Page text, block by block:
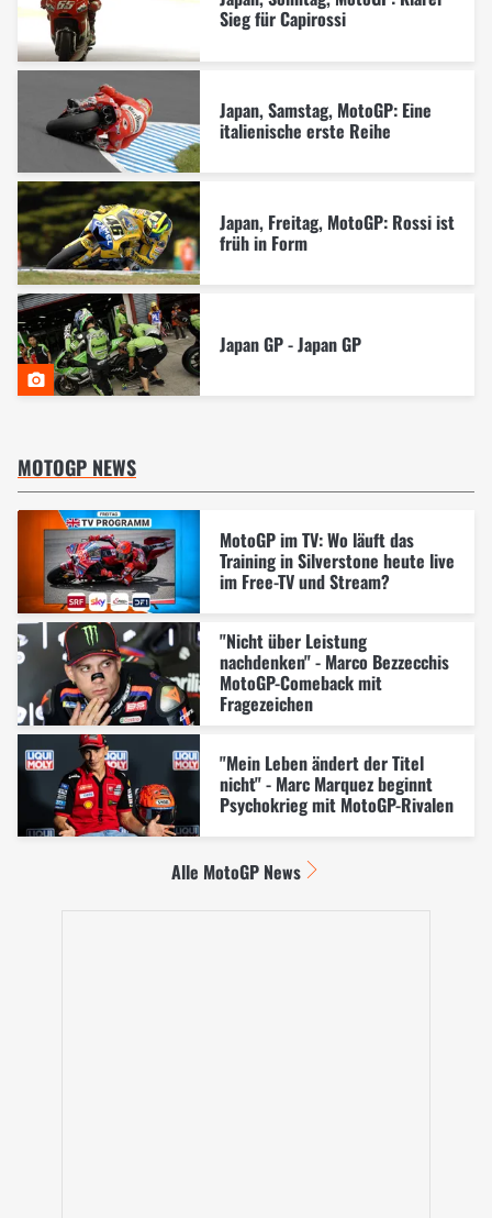
Sieg für Capirossi
Japan, Samstag, MotoGP: Eine
italienische erste Reihe
Japan, Freitag, MotoGP: Rossi ist
früh in Form
Japan GP - Japan GP
MOTOGP NEWS
MotoGP im TV: Wo läuft das
Training in Silverstone heute live
im Free-TV und Stream?
"Nicht über Leistung
nachdenken" - Marco Bezzecchis
MotoGP-Comeback mit
Fragezeichen
"Mein Leben ändert der Titel
nicht" - Marc Marquez beginnt
Psychokrieg mit MotoGP-Rivalen
Alle MotoGP News